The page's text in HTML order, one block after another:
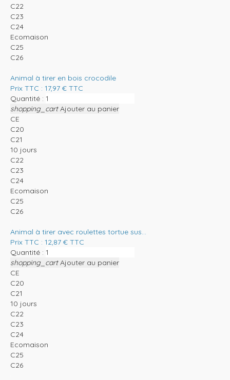
C22
C23
C24
Ecomaison
C25
C26
Animal à tirer en bois crocodile
Prix TTC : 17,97 € TTC
Quantité :
shopping_cart Ajouter au panier
CE
C20
C21
10 jours
C22
C23
C24
Ecomaison
C25
C26
Animal à tirer avec roulettes tortue sus...
Prix TTC : 12,87 € TTC
Quantité :
shopping_cart Ajouter au panier
CE
C20
C21
10 jours
C22
C23
C24
Ecomaison
C25
C26